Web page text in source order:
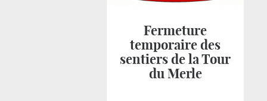
Fermeture
temporaire des
sentiers de la Tour
du Merle